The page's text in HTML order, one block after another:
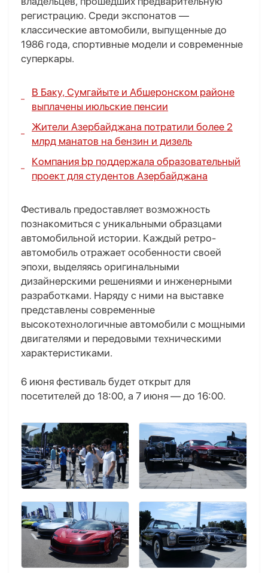
регистрацию. Среди экспонатов —
классические автомобили, выпущенные до
1986 года, спортивные модели и современные
суперкары.
В Баку, Сумгайыте и Абшеронском районе
выплачены июльские пенсии
Жители Азербайджана потратили более 2
млрд манатов на бензин и дизель
Компания bp поддержала образовательный
проект для студентов Азербайджана
Фестиваль предоставляет возможность
познакомиться с уникальными образцами
автомобильной истории. Каждый ретро-
автомобиль отражает особенности своей
эпохи, выделяясь оригинальными
дизайнерскими решениями и инженерными
разработками. Наряду с ними на выставке
представлены современные
высокотехнологичные автомобили с мощными
двигателями и передовыми техническими
характеристиками.
6 июня фестиваль будет открыт для
посетителей до 18:00, а 7 июня — до 16:00.